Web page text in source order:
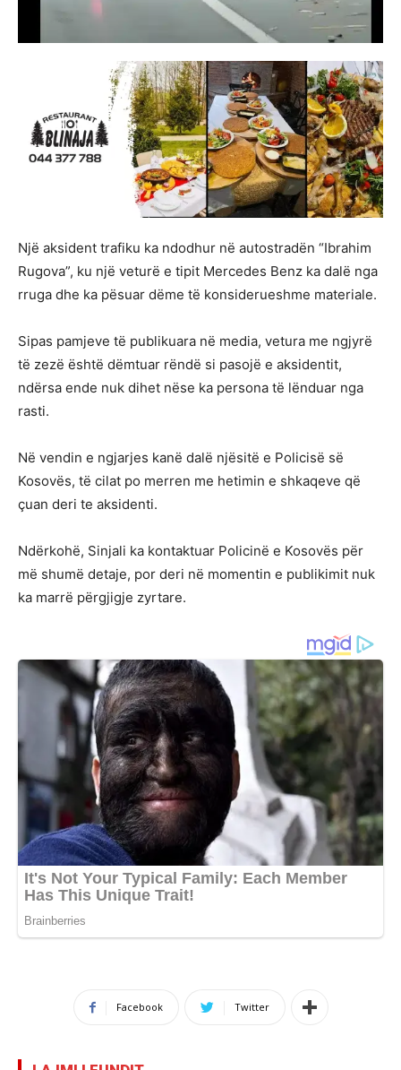
Një aksident trafiku ka ndodhur në autostradën “Ibrahim
Rugova”, ku një veturë e tipit Mercedes Benz ka dalë nga
rruga dhe ka pësuar dëme të konsiderueshme materiale.
Sipas pamjeve të publikuara në media, vetura me ngjyrë
të zezë është dëmtuar rëndë si pasojë e aksidentit,
ndërsa ende nuk dihet nëse ka persona të lënduar nga
rasti.
Në vendin e ngjarjes kanë dalë njësitë e Policisë së
Kosovës, të cilat po merren me hetimin e shkaqeve që
çuan deri te aksidenti.
Ndërkohë, Sinjali ka kontaktuar Policinë e Kosovës për
më shumë detaje, por deri në momentin e publikimit nuk
ka marrë përgjigje zyrtare.
Facebook Twitter